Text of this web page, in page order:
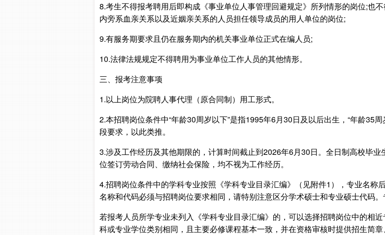
8.考生不得报考聘用后即构成《事业单位人事管理回避规定》所列情形的岗位;也
内旁系血亲关系以及近姻亲关系的人员担任领导成员的用人单位的岗位;
9.有服务期要求且仍在服务期内的机关事业单位正式在编人员;
10.法律法规规定不得聘用为事业单位工作人员的其他情形。
三、报考注意事项
1.以上岗位为院聘人事代理（原合同制）用工形式。
2.本招聘岗位条件中“年龄30周岁以下”是指1995年6月30日及以后出生，“年龄35
段要求，以此类推。
3.涉及工作经历及其他期限的，计算时间截止到2026年6月30日。全日制高校毕
位签订劳动合同、缴纳社会保险，均不视为工作经历。
4.招聘岗位条件中的学科专业按照《学科专业目录汇编》（见附件1），专业名称
名称和代码必须与招聘岗位要求相同，请特别注意区分学术硕士和专业硕士代码
若报考人员所学专业未列入《学科专业目录汇编》的，可以选择招聘岗位中的相
科或专业学位类别相同，且主要必修课程基本一致，并在资格审核时提供招生简